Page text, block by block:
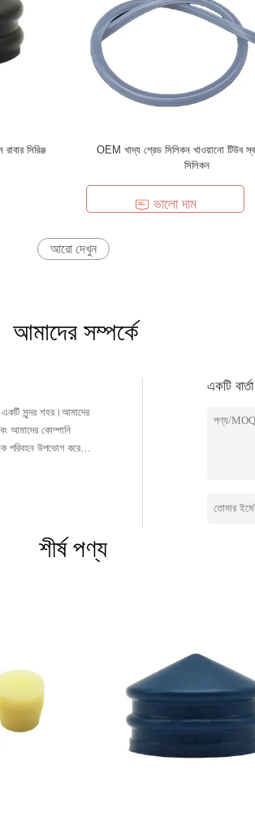
সিরিঞ্জ
OEM খাদ্য গ্রেড সিলিকন খাওয়ানো টিউব
সিলিকন
ভালো দাম
আরো দেখুন
আমাদের সম্পর্কে
একটি সুন্দর শহর।আমাদের
আমাদের কোম্পানি
পরিবহন উপভোগ করে।
ক্যাপ।আমরা যে
স্টপার, রক্ত ​​সংগ্রহের
একটি
শীর্ষ পণ্য